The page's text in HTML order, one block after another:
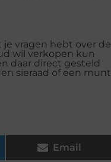
je vragen hebt over de
wil verkopen kun
daar direct gesteld
sieraad of een munt
Email